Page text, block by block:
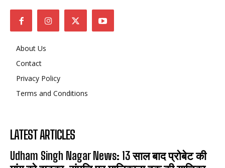
About Us
Contact
Privacy Policy
Terms and Conditions
LATEST ARTICLES
Udham Singh Nagar News: 13 साल बाद प्रोबेट की